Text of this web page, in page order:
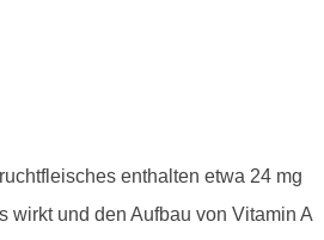
enthalten etwa 24 mg
wirkt und den Aufbau von Vitamin A